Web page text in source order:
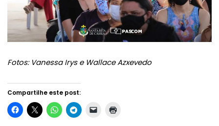
Fotos: Vanessa Irys e Wallace Azxevedo
Compartilhe este post: